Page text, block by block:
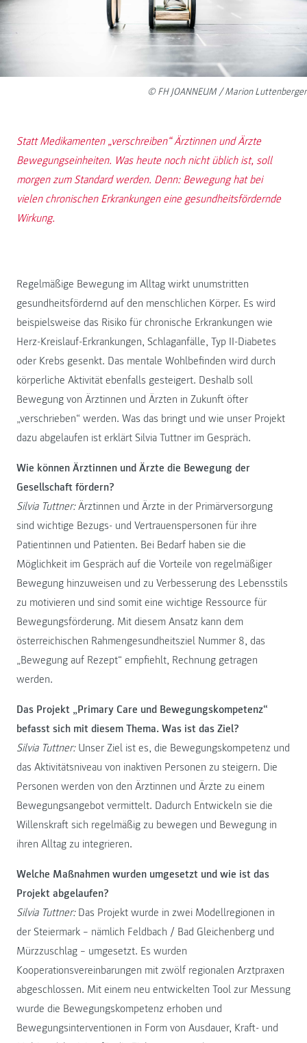
© FH JOANNEUM / Marion Luttenberger
Statt Medikamenten „verschreiben“ Ärztinnen und Ärzte
Bewegungseinheiten. Was heute noch nicht üblich ist, soll
morgen zum Standard werden. Denn: Bewegung hat bei
vielen chronischen Erkrankungen eine gesundheitsfördernde
Wirkung.
Regelmäßige Bewegung im Alltag wirkt unumstritten
gesundheitsfördernd auf den menschlichen Körper. Es wird
beispielsweise das Risiko für chronische Erkrankungen wie
Herz-Kreislauf-Erkrankungen, Schlaganfälle, Typ II-Diabetes
oder Krebs gesenkt. Das mentale Wohlbefinden wird durch
körperliche Aktivität ebenfalls gesteigert. Deshalb soll
Bewegung von Ärztinnen und Ärzten in Zukunft öfter
„verschrieben“ werden. Was das bringt und wie unser Projekt
dazu abgelaufen ist erklärt Silvia Tuttner im Gespräch.
Wie können Ärztinnen und Ärzte die Bewegung der
Gesellschaft fördern?
Silvia Tuttner:Ärztinnen und Ärzte in der Primärversorgung
sind wichtige Bezugs- und Vertrauenspersonen für ihre
Patientinnen und Patienten. Bei Bedarf haben sie die
Möglichkeit im Gespräch auf die Vorteile von regelmäßiger
Bewegung hinzuweisen und zu Verbesserung des Lebensstils
zu motivieren und sind somit eine wichtige Ressource für
Bewegungsförderung. Mit diesem Ansatz kann dem
österreichischen Rahmengesundheitsziel Nummer 8, das
„Bewegung auf Rezept“ empfiehlt, Rechnung getragen
werden.
Das Projekt „Primary Care und Bewegungskompetenz“
befasst sich mit diesem Thema. Was ist das Ziel?
Silvia Tuttner:Unser Ziel ist es, die Bewegungskompetenz und
das Aktivitätsniveau von inaktiven Personen zu steigern. Die
Personen werden von den Ärztinnen und Ärzte zu einem
Bewegungsangebot vermittelt. Dadurch Entwickeln sie die
Willenskraft sich regelmäßig zu bewegen und Bewegung in
ihren Alltag zu integrieren.
Welche Maßnahmen wurden umgesetzt und wie ist das
Projekt abgelaufen?
Silvia Tuttner:Das Projekt wurde in zwei Modellregionen in
der Steiermark – nämlich Feldbach / Bad Gleichenberg und
Mürzzuschlag – umgesetzt. Es wurden
Kooperationsvereinbarungen mit zwölf regionalen Arztpraxen
abgeschlossen. Mit einem neu entwickelten Tool zur Messung
wurde die Bewegungskompetenz erhoben und
Bewegungsinterventionen in Form von Ausdauer, Kraft- und